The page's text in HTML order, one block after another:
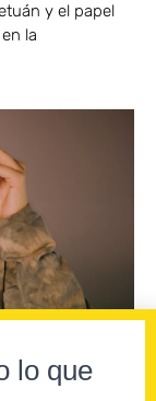
y el papel
la
el himno
lo que